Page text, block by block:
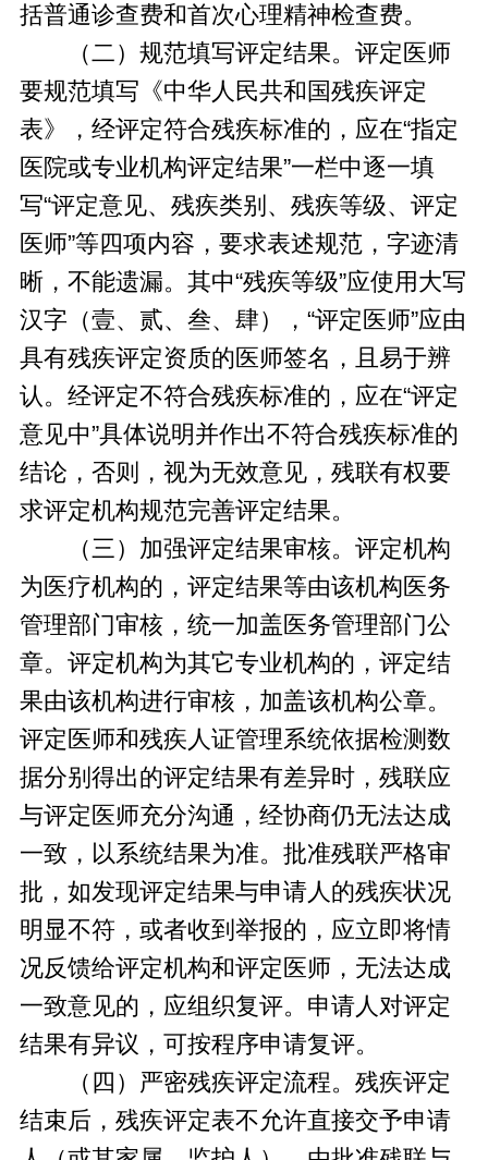
括普通诊查费和首次心理精神检查费。
（二）规范填写评定结果。评定医师
要规范填写《中华人民共和国残疾评定
表》，经评定符合残疾标准的，应在“指定
医院或专业机构评定结果”一栏中逐一填
写“评定意见、残疾类别、残疾等级、评定
医师”等四项内容，要求表述规范，字迹清
晰，不能遗漏。其中“残疾等级”应使用大写
汉字（壹、贰、叁、肆），“评定医师”应由
具有残疾评定资质的医师签名，且易于辨
认。经评定不符合残疾标准的，应在“评定
意见中”具体说明并作出不符合残疾标准的
结论，否则，视为无效意见，残联有权要
求评定机构规范完善评定结果。
（三）加强评定结果审核。评定机构
为医疗机构的，评定结果等由该机构医务
管理部门审核，统一加盖医务管理部门公
章。评定机构为其它专业机构的，评定结
果由该机构进行审核，加盖该机构公章。
评定医师和残疾人证管理系统依据检测数
据分别得出的评定结果有差异时，残联应
与评定医师充分沟通，经协商仍无法达成
一致，以系统结果为准。批准残联严格审
批，如发现评定结果与申请人的残疾状况
明显不符，或者收到举报的，应立即将情
况反馈给评定机构和评定医师，无法达成
一致意见的，应组织复评。申请人对评定
结果有异议，可按程序申请复评。
（四）严密残疾评定流程。残疾评定
结束后，残疾评定表不允许直接交予申请